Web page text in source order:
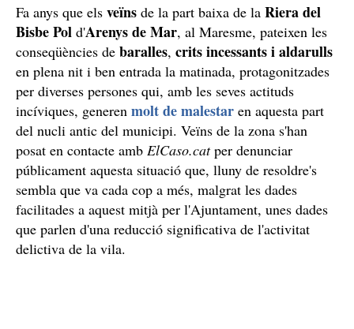
Fa anys que els veïns de la part baixa de la Riera del
Bisbe Pol d'Arenys de Mar, al Maresme, pateixen les
conseqüències de baralles, crits incessants i aldarulls
en plena nit i ben entrada la matinada, protagonitzades
per diverses persones qui, amb les seves actituds
incíviques, generen molt de malestar en aquesta part
del nucli antic del municipi. Veïns de la zona s'han
posat en contacte amb ElCaso.catper denunciar
públicament aquesta situació que, lluny de resoldre's
sembla que va cada cop a més, malgrat les dades
facilitades a aquest mitjà per l'Ajuntament, unes dades
que parlen d'una reducció significativa de l'activitat
delictiva de la vila.